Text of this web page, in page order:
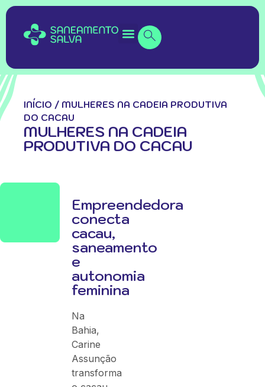
INÍCIO / MULHERES NA CADEIA PRODUTIVA
DO CACAU
MULHERES NA CADEIA
PRODUTIVA DO CACAU
Empreendedora
conecta
cacau,
saneamento
e
autonomia
feminina
Na
Bahia,
Carine
Assunção
transforma